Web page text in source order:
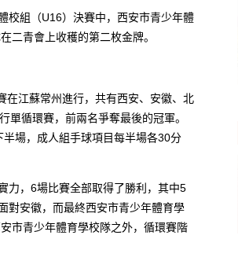
組（U16）決賽中，西安市青少年體
二青會上收穫的第二枚金牌。
江蘇常州進行，共有西安、安徽、北
單循環賽，前兩名爭奪最後的冠軍。
場，成人組手球項目每半場各30分
，6場比賽全部取得了勝利，其中5
對安徽，而最終西安市青少年體育學
市青少年體育學校隊之外，循環賽階